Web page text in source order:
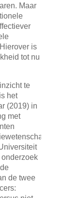
Maar
is
tot nu
te
het
(2019) in
met
onderzoek
de twee